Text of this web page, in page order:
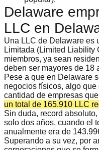
Delaware
LLC en
Una LLC de Delaware es
Limitada (Limited Liability
miembros, ya sean
deben ser mayores de 18
Pese a que en Delaware
negocios físicos, algo
cantidad de empresas
un total de 165.910 LLC
Sin duda, record
solo dos años, cuando el
anualmente era de
Superando a su vez, por